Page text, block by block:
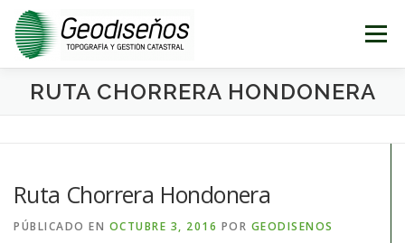
Saltar
contenido
Menú
INICIO TOPOGRAFÍA CATASTRO
RUTA CHORRERA HONDONERA
Ruta Chorrera Hondonera
PÚBLICADO EN OCTUBRE 3, 2016 POR GEODISENOS